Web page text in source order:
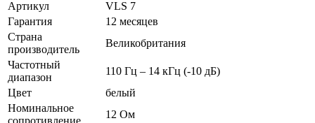
Артикул
VLS 7
Гарантия
12 месяцев
Страна
производитель
Великобритания
Частотный
диапазон
110 Гц – 14 кГц (-10 дБ)
Цвет
белый
Номинальное
сопротивление
12 Ом